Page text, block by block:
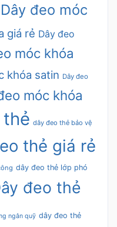
Dây đeo móc
giá rẻ Dây đeo
móc khóa
khóa satin Dây đeo
móc khóa
thẻ dây đeo thẻ bảo vệ
thẻ giá rẻ
dây đeo thẻ lớp phó
đeo thẻ
ngân quỹ dây đeo thẻ